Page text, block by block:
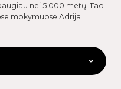
nei 5 000 metų. Tad
mokymuose Adrija